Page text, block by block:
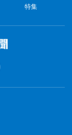
特集